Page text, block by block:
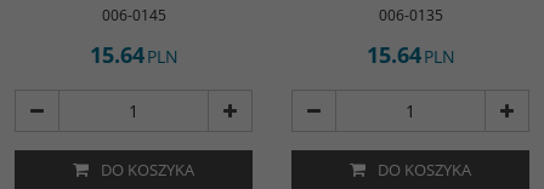
006-0145
15.64PLN
DO KOSZYKA
006-0135
15.64PLN
DO KOSZYKA